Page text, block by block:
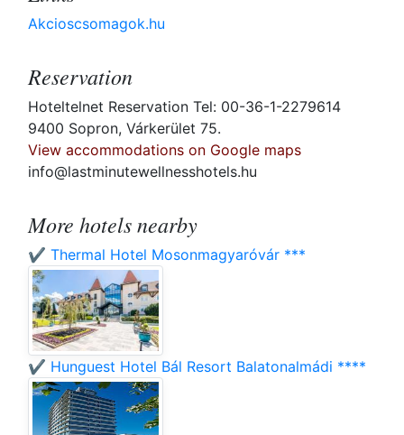
Akcioscsomagok.hu
Reservation
Hoteltelnet Reservation Tel: 00-36-1-2279614
9400 Sopron, Várkerület 75.
View accommodations on Google maps
info@lastminutewellnesshotels.hu
More hotels nearby
✔️ Thermal Hotel Mosonmagyaróvár ***
✔️ Hunguest Hotel Bál Resort Balatonalmádi ****